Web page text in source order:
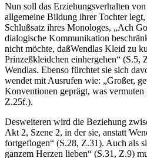
Nun soll das Erziehungsverhalten
allgemeine Bildung ihrer Tochter
Schlußsatz ihres Monologes, „Ach
dialogische Kommunikation
nicht möchte, daßWendlas Kleid zu
Prinzeßkleidchen einhergehen“
Wendlas. Ebenso fürchtet sie sich
wendet mit Ausrufen wie: „Großer,
Konventionen geprägt, was
Z.25f.).
Desweiteren wird die Beziehung
Akt 2, Szene 2, in der sie, anstatt
fortgeflogen“ (S.28, Z.31). Auch als
ganzem Herzen lieben“ (S.31, Z.9)